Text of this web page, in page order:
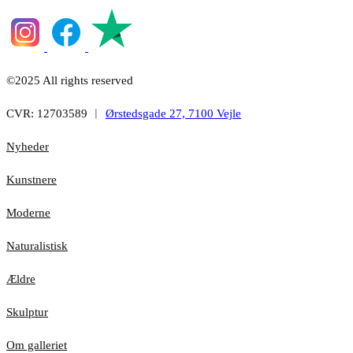
©2025 All rights reserved
CVR: 12703589 ︱ Ørstedsgade 27, 7100 Vejle
Nyheder
Kunstnere
Moderne
Naturalistisk
Ældre
Skulptur
Om galleriet